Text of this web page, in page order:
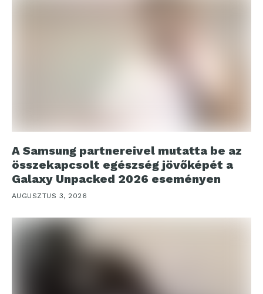
A Samsung partnereivel mutatta be az
összekapcsolt egészség jövőképét a
Galaxy Unpacked 2026 eseményen
AUGUSZTUS 3, 2026